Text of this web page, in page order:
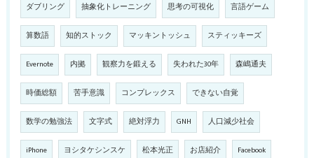
ダブリング 抽象化トレーニング 思考の可視化 言語ゲーム
算数語 知的ストック マッキントッシュ スティッキーズ
Evernote 内拠 観察力を鍛える 失われた30年 森嶋通夫
時価総額 苦手意識 コンプレックス できない自覚
数学の勉強法 文字式 絶対浮力 GNH 人口減少社会
iPhone ヨシタケシンスケ 松本光正 お店紹介 Facebook